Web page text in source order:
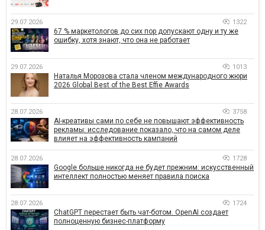
29.07.2026 1322
67 % маркетологов до сих пор допускают одну и ту же
ошибку, хотя знают, что она не работает
29.07.2026 1013
Наталья Морозова стала членом международного жюри
2026 Global Best of the Best Effie Awards
28.07.2026 3758
AI-креативы сами по себе не повышают эффективность
рекламы: исследование показало, что на самом деле
влияет на эффективность кампаний
28.07.2026 1728
Google больше никогда не будет прежним: искусственный
интеллект полностью меняет правила поиска
28.07.2026 1724
ChatGPT перестает быть чат-ботом. OpenAI создает
полноценную бизнес-платформу